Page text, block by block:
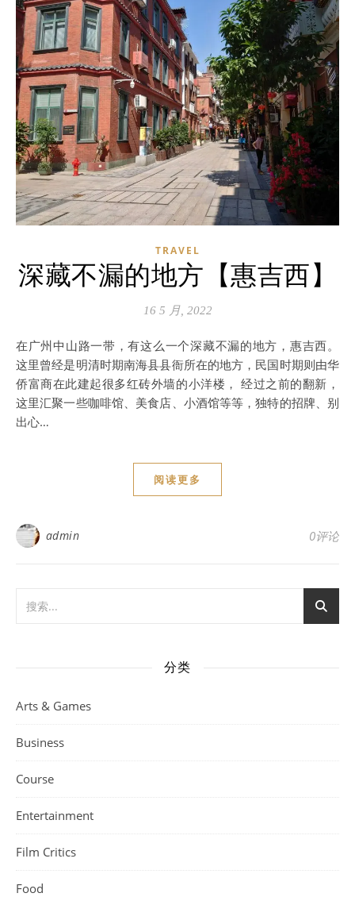
TRAVEL
深藏不漏的地方【惠吉西】
16 5 月, 2022
在广州中山路一带，有这么一个深藏不漏的地方，惠吉西。
这里曾经是明清时期南海县县衙所在的地方，民国时期则由华
侨富商在此建起很多红砖外墙的小洋楼， 经过之前的翻新，
这里汇聚一些咖啡馆、美食店、小酒馆等等，独特的招牌、别
出心…
阅读更多
admin 0评论
分类
Arts & Games
Business
Course
Entertainment
Film Critics
Food